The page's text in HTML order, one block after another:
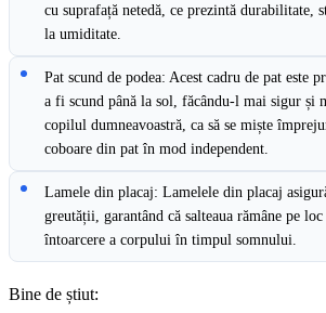
cu suprafață netedă, ce prezintă durabilitate,
la umiditate.
Pat scund de podea: Acest cadru de pat este
a fi scund până la sol, făcându-l mai sigur și
copilul dumneavoastră, ca să se miște
coboare din pat în mod independent.
Lamele din placaj: Lamelele din placaj
greutății, garantând că salteaua rămâne pe
întoarcere a corpului în timpul somnului.
Bine de știut: